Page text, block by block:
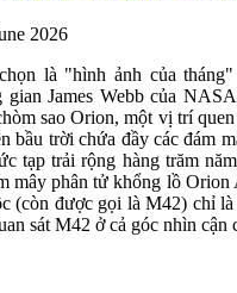
2026
là "hình ảnh của
gian James Webb của
sao Orion, một vị trí
bầu trời chứa đầy các đám
tạp trải rộng hàng trăm
mây phân tử khổng lồ Orion
(còn được gọi là M42) chỉ
sát M42 ở cả góc nhìn cận